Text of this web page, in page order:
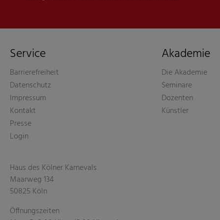
Service
Barrierefreiheit
Datenschutz
Impressum
Kontakt
Presse
Login
Akademie
Die Akademie
Seminare
Dozenten
Künstler
Haus des Kölner Karnevals
Maarweg 134
50825 Köln
Öffnungszeiten